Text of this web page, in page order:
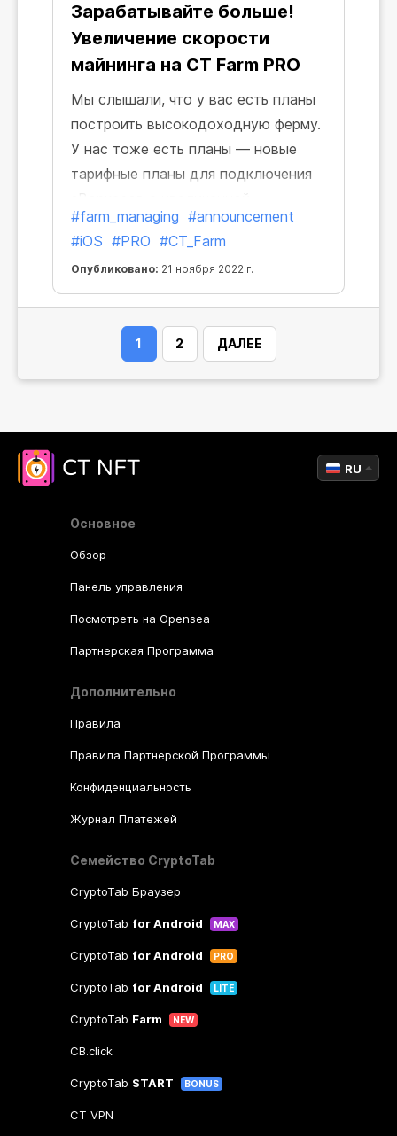
Зарабатывайте больше!
Увеличение скорости
майнинга на CT Farm PRO
Мы слышали, что у вас есть планы
построить высокодоходную ферму.
У нас тоже есть планы — новые
тарифные планы для подключения
максимальной скоростью для CT
Farm PRO на iOS. Вот так
совпадение!
#farm_managing #announcement
#iOS #PRO #CT_Farm
Опубликовано: 21 ноября 2022 г.
1 2 ДАЛЕЕ
Основное
Обзор
Панель управления
Посмотреть на Opensea
Партнерская Программа
Дополнительно
Правила
Правила Партнерской Программы
Конфиденциальность
Журнал Платежей
Семейство CryptoTab
CryptoTab Браузер
CryptoTab for Android MAX
CryptoTab for Android PRO
CryptoTab for Android LITE
CryptoTab Farm NEW
CB.click
CryptoTab START BONUS
CT VPN
RU